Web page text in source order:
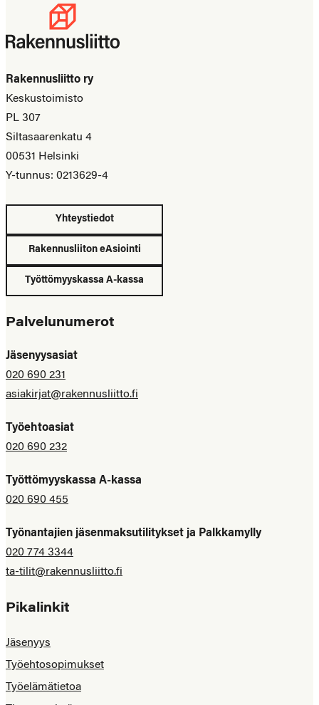
Rakennusliitto ry
Keskustoimisto
PL 307
Siltasaarenkatu 4
00531 Helsinki
Y-tunnus: 0213629-4
Yhteystiedot
Rakennusliiton eAsiointi
Työttömyyskassa A-kassa
Palvelunumerot
Jäsenyysasiat
020 690 231
asiakirjat@rakennusliitto.fi
Työehtoasiat
020 690 232
Työttömyyskassa A-kassa
020 690 455
Työnantajien jäsenmaksutilitykset ja Palkkamylly
020 774 3344
ta-tilit@rakennusliitto.fi
Pikalinkit
Jäsenyys
Työehtosopimukset
Työelämätietoa